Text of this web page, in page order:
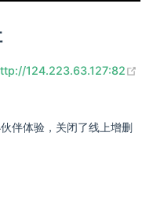
124.223.63.127:82
伴体验，关闭了线上增删